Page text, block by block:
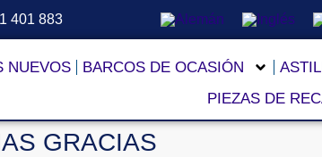
401 883
NUEVOS BARCOS DE OCASIÓN
PIEZAS DE
GRACIAS